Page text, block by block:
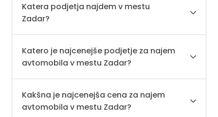
Katera podjetja najdem v mestu
Zadar?
Katero je najcenejše podjetje za najem
avtomobila v mestu Zadar?
Kakšna je najcenejša cena za najem
avtomobila v mestu Zadar?